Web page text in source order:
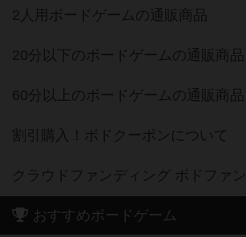
2人用ボードゲームの通販商品
20分以下のボードゲームの通販商品
60分以上のボードゲームの通販商品
割引購入！ボドクーポンについて
クラウドファンディング ボドファン
おすすめボードゲーム